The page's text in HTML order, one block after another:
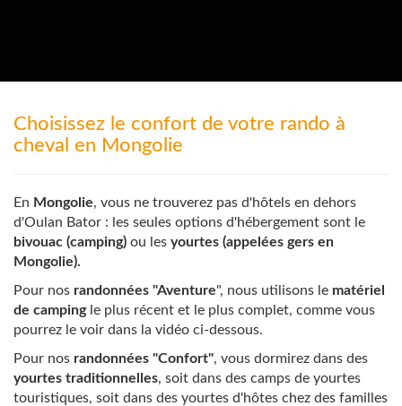
Choisissez le confort de votre rando à
cheval en Mongolie
En Mongolie, vous ne trouverez pas d'hôtels en dehors
d'Oulan Bator : les seules options d'hébergement sont le
bivouac (camping) ou les yourtes (appelées gers en
Mongolie).
Pour nos randonnées "Aventure", nous utilisons le matériel
de campingle plus récent et le plus complet, comme vous
pourrez le voir dans la vidéo ci-dessous.
Pour nos randonnées "Confort", vous dormirez dans des
yourtes traditionnelles, soit dans des camps de yourtes
touristiques, soit dans des yourtes d'hôtes chez des familles